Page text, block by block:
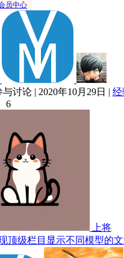
员中心
讨论 | 2020年10月29日 | 经
6
上将
顶级栏目显示不同模型的